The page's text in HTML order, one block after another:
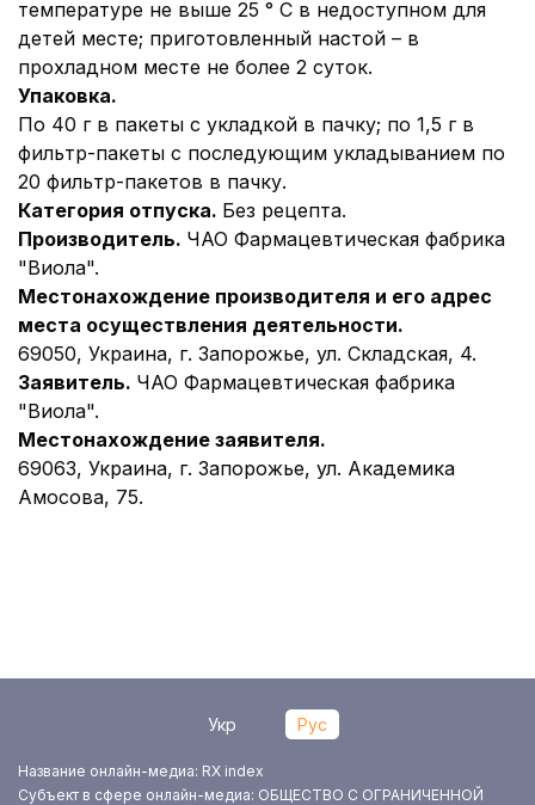
температуре не выше 25 ° С в недоступном для
детей месте; приготовленный настой – в
прохладном месте не более 2 суток.
Упаковка.
По 40 г в пакеты с укладкой в пачку; по 1,5 г в
фильтр-пакеты с последующим укладыванием по
20 фильтр-пакетов в пачку.
Категория отпуска. Без рецепта.
Производитель. ЧАО Фармацевтическая фабрика
"Виола".
Местонахождение производителя и его адрес
места осуществления деятельности.
69050, Украина, г. Запорожье, ул. Складская, 4.
Заявитель. ЧАО Фармацевтическая фабрика
"Виола".
Местонахождение заявителя.
69063, Украина, г. Запорожье, ул. Академика
Амосова, 75.
Укр Рус
Название онлайн-медиа: RX index
Субъект в сфере онлайн-медиа: ОБЩЕСТВО С ОГРАНИЧЕННОЙ